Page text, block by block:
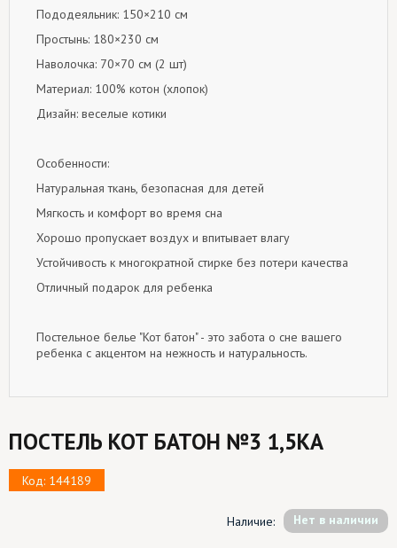
Пододеяльник: 150×210 см
Простынь: 180×230 см
Наволочка: 70×70 см (2 шт)
Материал: 100% котон (хлопок)
Дизайн: веселые котики
Особенности:
Натуральная ткань, безопасная для детей
Мягкость и комфорт во время сна
Хорошо пропускает воздух и впитывает влагу
Устойчивость к многократной стирке без потери качества
Отличный подарок для ребенка
Постельное белье "Кот батон" - это забота о сне вашего
ребенка с акцентом на нежность и натуральность.
ПОСТЕЛЬ КОТ БАТОН №3 1,5КА
Код: 144189
Наличие: Hет в наличии